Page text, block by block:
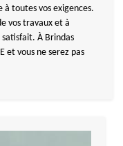
toutes vos exigences.
vos travaux et à
satisfait. À Brindas
et vous ne serez pas